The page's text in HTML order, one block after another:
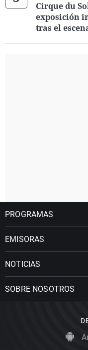
Cirque du
exposición
tras el
PROGRAMAS
EMISORAS
NOTICIAS
SOBRE NOSOTROS